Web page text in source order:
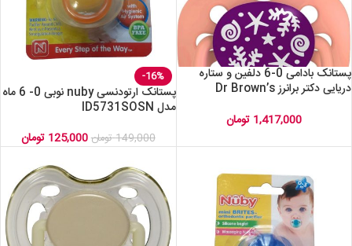
پستانک بادامی 0-6 دلفین و ستاره
دریایی دکتر برانرز Dr Brown’s
1,417,000 تومان
-16%
پستانک ارتودنسی nuby نوبی 0- 6 ماه
مدل ID5731SOSN
149,000تومان 125,000 تومان